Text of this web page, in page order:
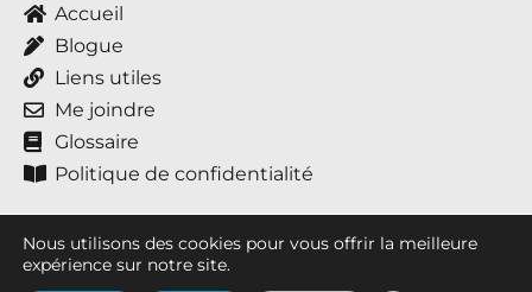
Accueil
Blogue
Liens utiles
Me joindre
Glossaire
Politique de confidentialité
Nous utilisons des cookies pour vous offrir la meilleure
expérience sur notre site.